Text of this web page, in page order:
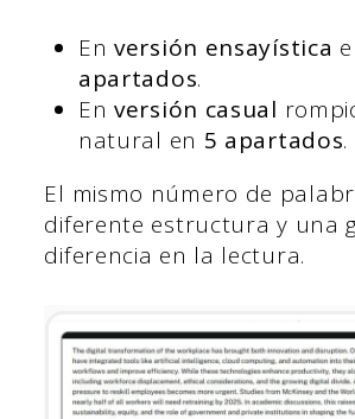
Enversión ensayística
apartados.
Enversión casual
natural en 5 apartados.
El mismo número de
diferente estructura y una
diferencia en la lectura.